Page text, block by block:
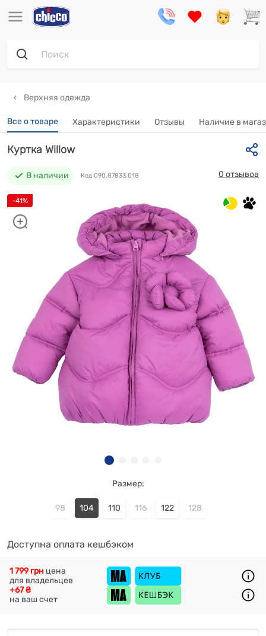
Верхняя одежда
Все о товаре Характеристики Отзывы Наличие в
-41%
Куртка Willow
В наличии Код 090.87833.018 0 отзывов
Размер:
98 104 110 116 122 128
Доступна оплата кешбэком
+67 ₴
на ваш счет
1 799 грн цена
для владельцев